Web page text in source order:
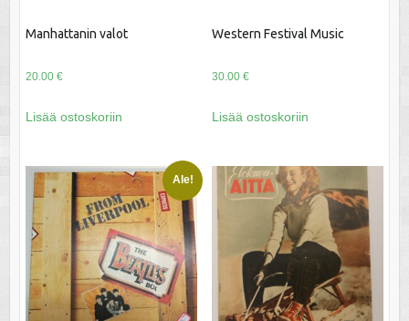
Manhattanin valot
20.00 €
Lisää ostoskoriin
Western Festival Music
30.00 €
Lisää ostoskoriin
Ale!